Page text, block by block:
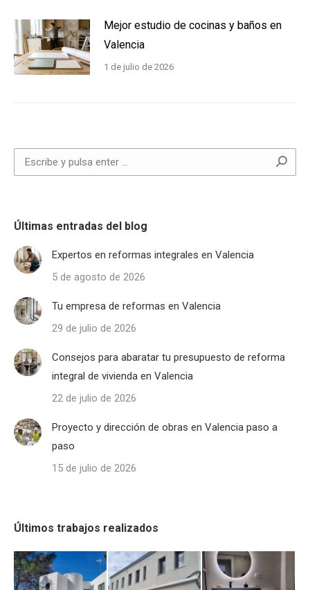
Mejor estudio de cocinas y baños en
Valencia
1 de julio de 2026
Buscar:
Últimas entradas del blog
Expertos en reformas integrales en Valencia
5 de agosto de 2026
Tu empresa de reformas en Valencia
29 de julio de 2026
Consejos para abaratar tu presupuesto de reforma
integral de vivienda en Valencia
22 de julio de 2026
Proyecto y dirección de obras en Valencia paso a
paso
15 de julio de 2026
Últimos trabajos realizados